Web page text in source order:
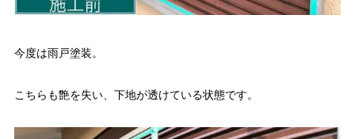
今度は雨戸塗装。
こちらも艶を失い、下地が透けている状態です。